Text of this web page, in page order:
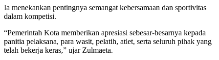
Ia menekankan pentingnya semangat kebersamaan dan sportivitas
dalam kompetisi.
“Pemerintah Kota memberikan apresiasi sebesar-besarnya kepada
panitia pelaksana, para wasit, pelatih, atlet, serta seluruh pihak yang
telah bekerja keras,” ujar Zulmaeta.